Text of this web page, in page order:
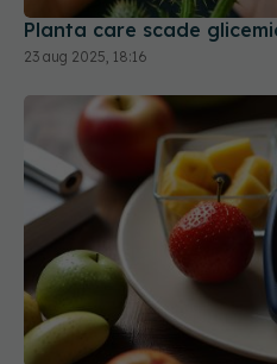
23 aug 2025, 18:16
O legumă comună ar
până la 50%. E de mare